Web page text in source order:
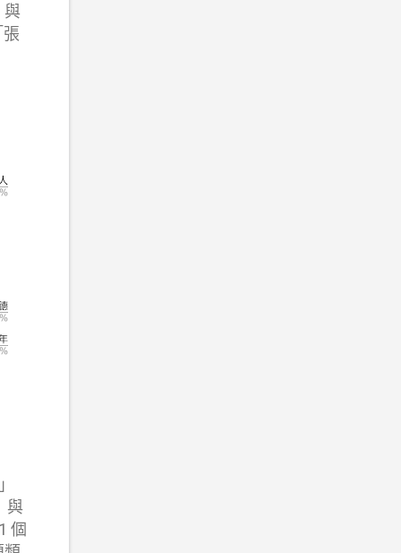
與
與
個